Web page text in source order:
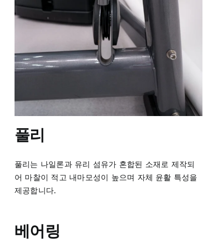
풀리
풀리는 나일론과 유리 섬유가 혼합된 소재로 제작되
어 마찰이 적고 내마모성이 높으며 자체 윤활 특성을
제공합니다.
베어링